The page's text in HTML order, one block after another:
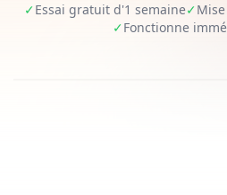
✓Essai gratuit d'1 semaine✓
✓Fonctionne